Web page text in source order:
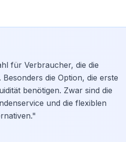
für Verbraucher, die die
die Option, die erste
benötigen. Zwar sind die
und die flexiblen